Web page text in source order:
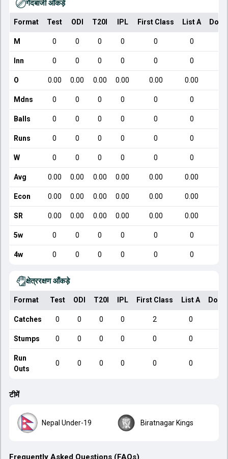
गेंदबाजी आँकड़े
Format Test ODI T20I IPL First Class List A
M 0 0 0 0 0 0
Inn 0 0 0 0 0 0
O 0.00 0.00 0.00 0.00 0.00 0.00
Mdns 0 0 0 0 0 0
Balls 0 0 0 0 0 0
Runs 0 0 0 0 0 0
W 0 0 0 0 0 0
Avg 0.00 0.00 0.00 0.00 0.00 0.00
Econ 0.00 0.00 0.00 0.00 0.00 0.00
SR 0.00 0.00 0.00 0.00 0.00 0.00
5w 0 0 0 0 0 0
4w 0 0 0 0 0 0
क्षेत्ररक्षण आँकड़े
Format Test ODI T20I IPL First Class List A
Catches 0 0 0 0 2 0
Stumps 0 0 0 0 0 0
Run
Outs
0 0 0 0 0 0
टीमें
Nepal Under-19 Biratnagar Kings
Frequently Asked Questions (FAQs)